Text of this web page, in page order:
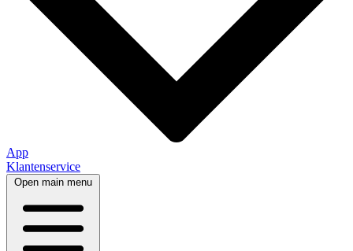
App
Klantenservice
Open main menu